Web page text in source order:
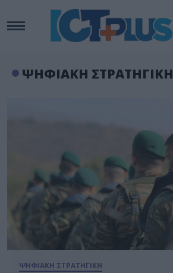
ΨΗΦΙΑΚΗ ΣΤΡΑΤΗΓΙΚΗ
ΨΗΦΙΑΚΗ ΣΤΡΑΤΗΓΙΚΗ